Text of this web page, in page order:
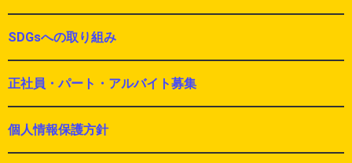
SDGsへの取り組み
正社員・パート・アルバイト募集
個人情報保護方針